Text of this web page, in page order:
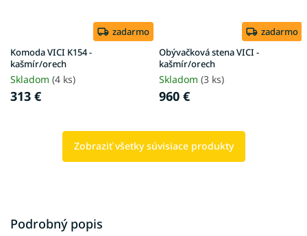
zadarmo
Komoda VICI K154 -
kašmír/orech
Skladom (4 ks)
313 €
zadarmo
Obývačková stena VICI -
kašmír/orech
Skladom (3 ks)
960 €
Zobraziť všetky súvisiace produkty
Podrobný popis